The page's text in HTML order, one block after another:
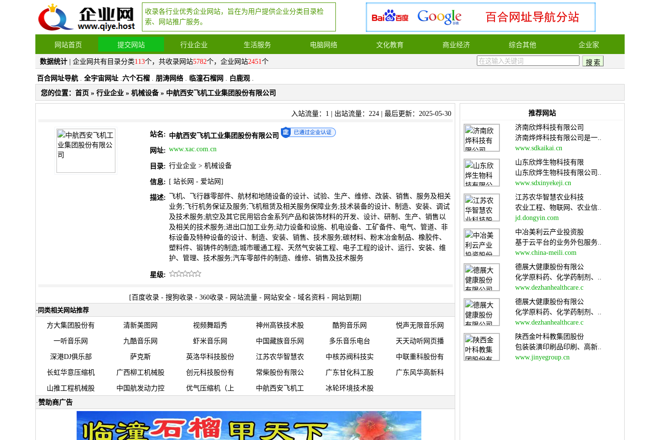
收录各行业优秀企业网站，旨在为用户提供企业分类目录检
索、网站推广服务。
网站首页 提交网站 行业企业 生活服务 电脑网络 文化教育 商业经济 综合其他 企业家
数据统计 | 企业网共有目录分类113个，共收录网站5782个，企业网站2451个
百合网址导航 . 全宇宙网址 .六个石榴 . 朋涛网络 . 临潼石榴网 . 白鹿观 .
您的位置： 首页 » 行业企业 » 机械设备» 中航西安飞机工业集团股份有限公司
入站流量：1 | 出站流量：224 | 最后更新：2025-05-30
站名: 中航西安飞机工业集团股份有限公司
网址: www.xac.com.cn
目录: 行业企业 > 机械设备
信息: [ 站长网 - 爱站网 ]
描述:
飞机、飞行器零部件、航材和地随设备的设计、试验、生产、维修、改装、销售、服务及相关
业务;飞行机务保证及服务;飞机租赁及相关服务保障业务;技术装备的设计、制造、安装、调试
及技术服务;航空及其它民用铝合金系列产品和装饰材料的开发、设计、研制、生产、销售以
及相关的技术服务;进出口加工业务;动力设备和设施、机电设备、工矿备件、电气、管道、非
标设备及特种设备的设计、制造、安装、销售、技术服务;碳材料、粉末冶金制品、橡胶件、
塑料件、锻铸件的制造;城市暖通工程、天然气安装工程、电子工程的设计、运行、安装、维
护、管理、技术服务;汽车零部件的制造、维修、销售及技术服务
星级:
[ 百度收录 - 搜狗收录 - 360收录 - 网站流量 - 网站安全 - 域名资料 - 网站到期]
· 同类相关网站推荐
方大集团股份有 清新美图网 视频舞蹈秀 神州高铁技术股 酷狗音乐网 悦声无限音乐网
一听音乐网 九酷音乐网 虾米音乐网 中国藏族音乐网 多乐音乐电台 天天动听网页播
深港DJ俱乐部 萨克斯 英洛华科技股份 江苏农华智慧农 中核苏阀科技实 中联重科股份有
长虹华意压缩机 广西柳工机械股 创元科技股份有 常柴股份有限公 广东甘化科工股 广东风华高新科
山推工程机械股 中国航发动力控 优气压缩机（上 中航西安飞机工
冰轮环境技术股
·赞助商广告
推荐网站
济南欣烨科技有限公司
济南烨烨科技有限公司是一..
www.sdkaikai.cn
山东欣烨生物科技有限
山东欣烨生物科技有限公司..
www.sdxinyekeji.cn
江苏农华智慧农业科技
农业工程、物联网、农业信..
jd.dongyin.com
中冶美利云产业投资股
基于云平台的业务外包服务..
www.china-meili.com
德展大健康股份有限公
化学原料药、化学药制剂、..
www.dezhanhealthcare.c
德展大健康股份有限公
化学原料药、化学药制剂、..
www.dezhanhealthcare.c
陕西金叶科教集团股份
包装装潢印刷品印刷、高新..
www.jinyegroup.cn